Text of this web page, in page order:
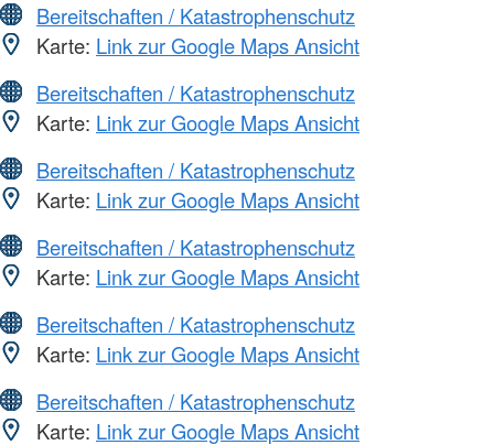
Bereitschaften / Katastrophenschutz
Karte: Link zur Google Maps Ansicht
Bereitschaften / Katastrophenschutz
Karte: Link zur Google Maps Ansicht
Bereitschaften / Katastrophenschutz
Karte: Link zur Google Maps Ansicht
Bereitschaften / Katastrophenschutz
Karte: Link zur Google Maps Ansicht
Bereitschaften / Katastrophenschutz
Karte: Link zur Google Maps Ansicht
Bereitschaften / Katastrophenschutz
Karte: Link zur Google Maps Ansicht